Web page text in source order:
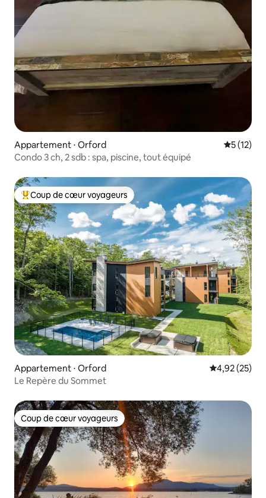
Appartement ⋅ Orford
5 (12)
Condo 3 ch, 2 sdb : spa, piscine, tout équipé
Coups de cœur voyageurs les plus appréciés
Coup de cœur voyageurs
Appartement ⋅ Orford Évaluation
4,92 (25)
Le Repère du Sommet
Coup de cœur voyageurs
Coup de cœur voyageurs